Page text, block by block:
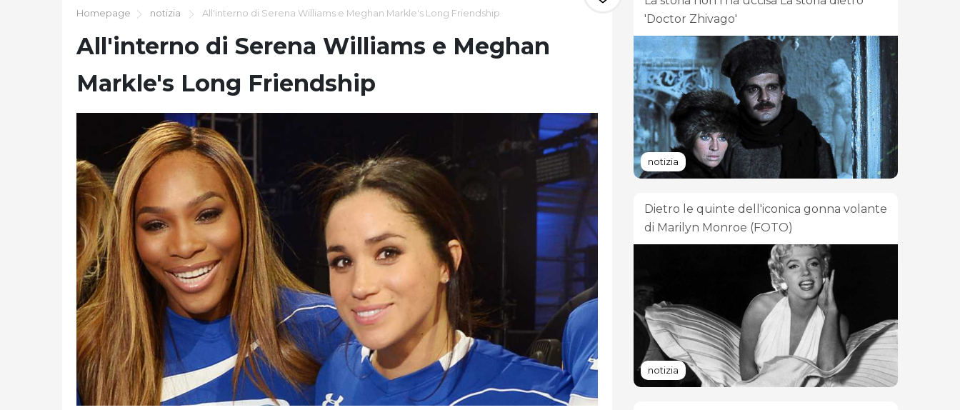
Homepage notizia All'interno di Serena Williams e Meghan Markle's Long Friendship
All'interno di Serena Williams e Meghan
Markle's Long Friendship
'Doctor Zhivago'
notizia
Dietro le quinte dell'iconica gonna volante
di Marilyn Monroe (FOTO)
notizia